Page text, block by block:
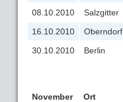
08.10.2010
Salzgitter
16.10.2010
Oberndorf
30.10.2010
Berlin
November Ort